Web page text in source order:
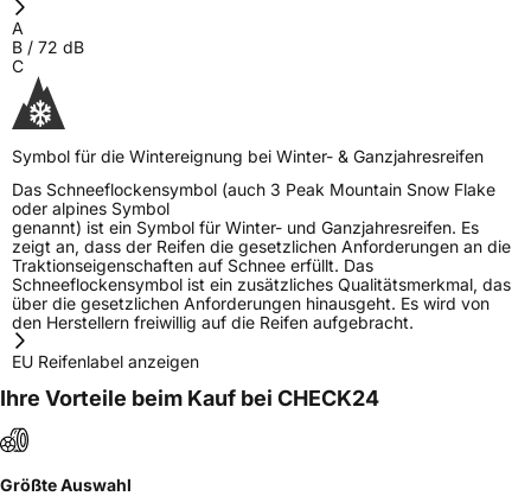
A
B / 72 dB
C
Symbol für die Wintereignung bei Winter- & Ganzjahresreifen
Das Schneeflockensymbol (auch 3 Peak Mountain Snow Flake
oder alpines Symbol
genannt) ist ein Symbol für Winter- und Ganzjahresreifen. Es
zeigt an, dass der Reifen die gesetzlichen Anforderungen an die
Traktionseigenschaften auf Schnee erfüllt. Das
Schneeflockensymbol ist ein zusätzliches Qualitätsmerkmal, das
über die gesetzlichen Anforderungen hinausgeht. Es wird von
den Herstellern freiwillig auf die Reifen aufgebracht.
EU Reifenlabel anzeigen
Ihre Vorteile beim Kauf bei CHECK24
Größte Auswahl